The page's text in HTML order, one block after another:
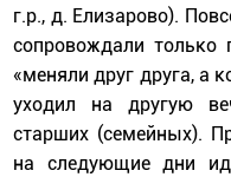
г.р., д. Елизарово).
сопровождали только
«меняли друг друга, а
уходил на другую
старших (семейных).
на следующие дни